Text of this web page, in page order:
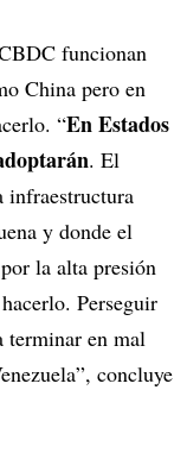
funcionan
China pero en
“En Estados
. El
infraestructura
y donde el
la alta presión
Perseguir
terminar en mal
concluye